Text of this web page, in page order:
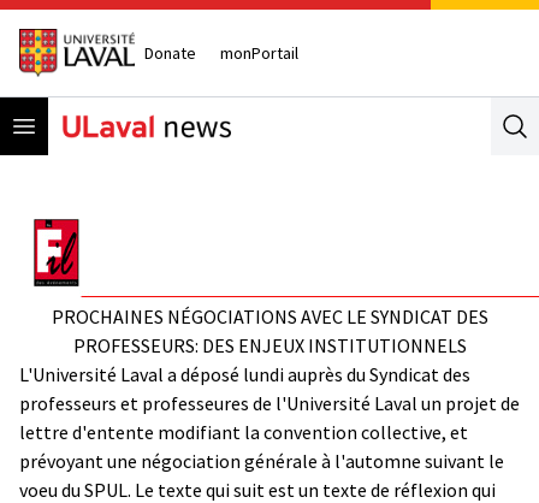
Donate monPortail
Open menu
PROCHAINES NÉGOCIATIONS AVEC LE SYNDICAT DES
PROFESSEURS: DES ENJEUX INSTITUTIONNELS
L'Université Laval a déposé lundi auprès du Syndicat des
professeurs et professeures de l'Université Laval un projet de
lettre d'entente modifiant la convention collective, et
prévoyant une négociation générale à l'automne suivant le
voeu du SPUL. Le texte qui suit est un texte de réflexion qui